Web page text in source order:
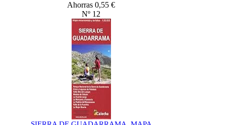
Ahorras 0,55 €
Nº 12